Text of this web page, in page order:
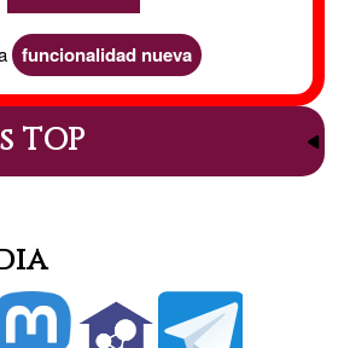
funcionalidad nueva
TOP